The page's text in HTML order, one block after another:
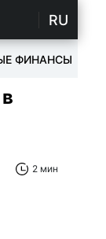
RU
ФИНАНСЫ
2 мин